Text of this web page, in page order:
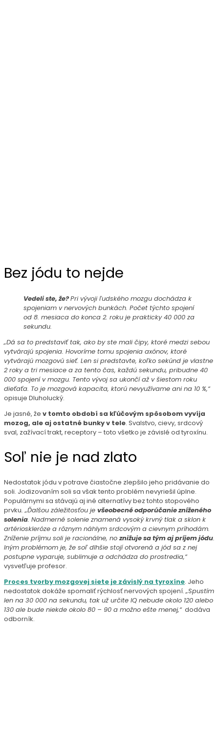
Bez jódu to nejde
Vedeli ste, že?Pri vývoji ľudského mozgu dochádza k
spojeniam v nervových bunkách. Počet týchto spojení
od 8. mesiaca do konca 2. roku je prakticky 40 000 za
sekundu.
„Dá sa to predstaviť tak, ako by ste mali čipy, ktoré medzi sebou
vytvárajú spojenia. Hovoríme tomu spojenia axónov, ktoré
vytvárajú mozgovú sieť. Len si predstavte, koľko sekúnd je vlastne
2 roky a tri mesiace a za tento čas, každú sekundu, pribudne 40
000 spojení v mozgu. Tento vývoj sa ukončí až v šiestom roku
dieťaťa. To je mozgová kapacita, ktorú nevyužívame ani na 10 %,“
opisuje Dluholucký.
Je jasné, že v tomto období sa kľúčovým spôsobom vyvíja
mozog, ale aj ostatné bunky v tele. Svalstvo, cievy, srdcový
sval, zažívací trakt, receptory – toto všetko je závislé od tyroxínu.
Soľ nie je nad zlato
Nedostatok jódu v potrave čiastočne zlepšilo jeho pridávanie do
soli. Jodizovaním soli sa však tento problém nevyriešil úplne.
Populárnymi sa stávajú aj iné alternatívy bez tohto stopového
prvku. „Ďalšou záležitosťou je všeobecné odporúčanie zníženého
solenia. Nadmerné solenie znamená vysoký krvný tlak a sklon k
artérioskleróze a rôznym náhlym srdcovým a cievnym príhodám.
Zníženie príjmu soli je racionálne, noznižuje sa tým aj príjem jódu.
Iným problémom je, že soľ dlhšie stojí otvorená a jód sa z nej
postupne vyparuje, sublimuje a odchádza do prostredia,“
vysvetľuje profesor.
Proces tvorby mozgovej siete je závislý na tyroxíne. Jeho
nedostatok dokáže spomaliť rýchlosť nervových spojení.„Spustím
len na 30 000 na sekundu, tak už určite IQ nebude okolo 120 alebo
130 ale bude niekde okolo 80 – 90 a možno ešte menej,“ dodáva
odborník.